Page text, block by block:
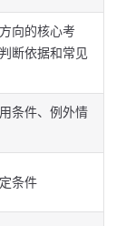
向的核心考
断依据和常见
条件、例外情
条件